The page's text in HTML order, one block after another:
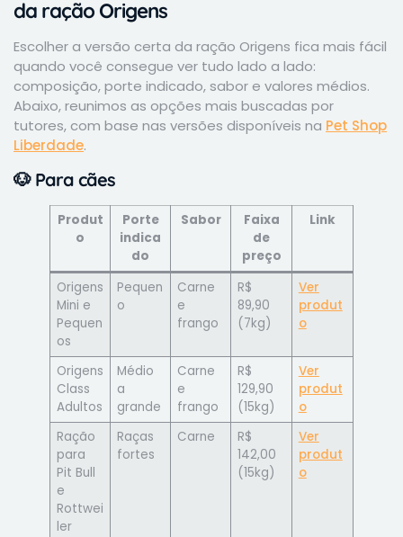
da ração Origens
Escolher a versão certa da ração Origens fica mais fácil
quando você consegue ver tudo lado a lado:
composição, porte indicado, sabor e valores médios.
Abaixo, reunimos as opções mais buscadas por
tutores, com base nas versões disponíveis na Pet Shop
Liberdade.
🐶 Para cães
Produt
o
Porte
indica
do
Sabor
Faixa
de
preço
Link
Origens
Mini e
Pequen
os
Pequen
o
Carne
e
frango
R$
89,90
(7kg)
Ver
produt
o
Origens
Class
Adultos
Médio
a
grande
Carne
e
frango
R$
129,90
(15kg)
Ver
produt
o
Ração
para
Pit Bull
e
Rottwei
ler
Raças
fortes
Carne
R$
142,00
(15kg)
Ver
produt
o